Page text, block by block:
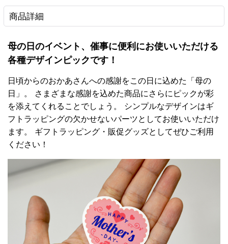
商品詳細
母の日のイベント、催事に便利にお使いいただける
各種デザインピックです！
日頃からのおかあさんへの感謝をこの日に込めた「母の
日」。 さまざまな感謝を込めた商品にさらにピックが彩
を添えてくれることでしょう。 シンプルなデザインはギ
フトラッピングの欠かせないパーツとしてお使いいただけ
ます。 ギフトラッピング・販促グッズとしてぜひご利用
ください！